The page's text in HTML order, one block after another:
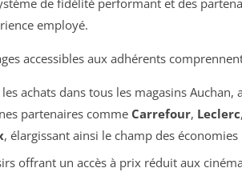
employé.
accessibles aux adhérents
achats dans tous les magasins Auchan,
partenaires comme Carrefour, Leclerc
, élargissant ainsi le champ des économies
offrant un accès à prix réduit aux